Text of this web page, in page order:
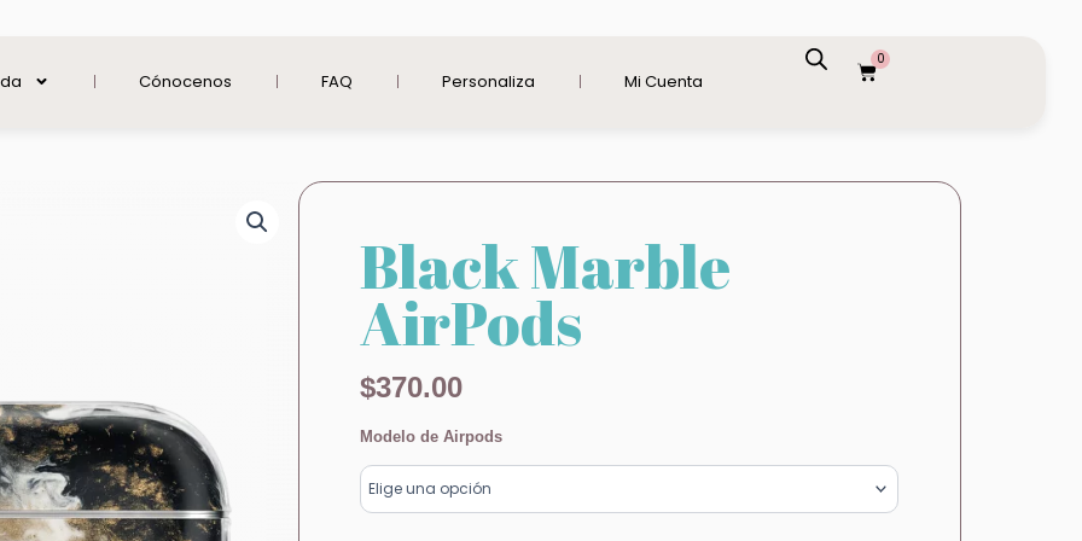
Cónocenos FAQ Personaliza Mi Cuenta
0
Carrito
Black Marble
AirPods
$370.00
Modelo de Airpods
Black
AirPods
cantidad